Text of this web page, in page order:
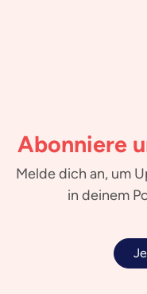
Abonniere
Melde dich an, um
in deinem